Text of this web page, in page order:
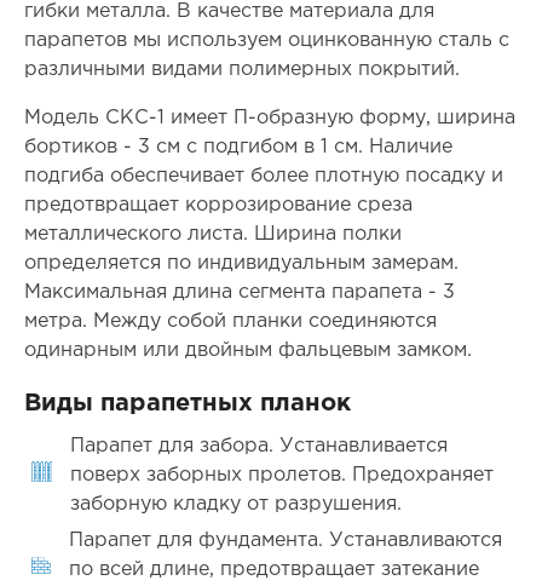
гибки металла. В качестве материала для
парапетов мы используем оцинкованную сталь с
различными видами полимерных покрытий.
Модель СКС-1 имеет П-образную форму, ширина
бортиков - 3 см с подгибом в 1 см. Наличие
подгиба обеспечивает более плотную посадку и
предотвращает коррозирование среза
металлического листа. Ширина полки
определяется по индивидуальным замерам.
Максимальная длина сегмента парапета - 3
метра. Между собой планки соединяются
одинарным или двойным фальцевым замком.
Виды парапетных планок
Парапет для забора. Устанавливается
поверх заборных пролетов. Предохраняет
заборную кладку от разрушения.
Парапет для фундамента. Устанавливаются
по всей длине, предотвращает затекание